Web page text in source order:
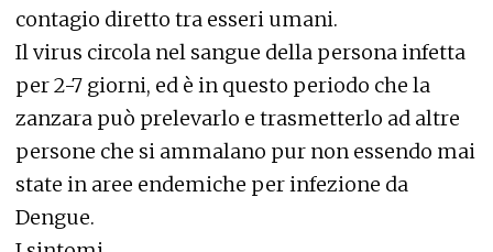
contagio diretto tra esseri umani.
Il virus circola nel sangue della persona infetta
per 2-7 giorni, ed è in questo periodo che la
zanzara può prelevarlo e trasmetterlo ad altre
persone che si ammalano pur non essendo mai
state in aree endemiche per infezione da
Dengue.